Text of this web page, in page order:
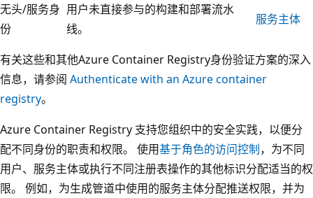
无头/服务身
份
用户未直接参与的构建和部署流水
线。
服务主体
有关这些和其他Azure Container Registry身份验证方案的深入
信息，请参阅 Authenticate with an Azure container
registry。
Azure Container Registry 支持您组织中的安全实践，以便分
配不同身份的职责和权限。 使用基于角色的访问控制，为不同
用户、服务主体或执行不同注册表操作的其他标识分配适当的权
限。 例如，为生成管道中使用的服务主体分配推送权限，并为